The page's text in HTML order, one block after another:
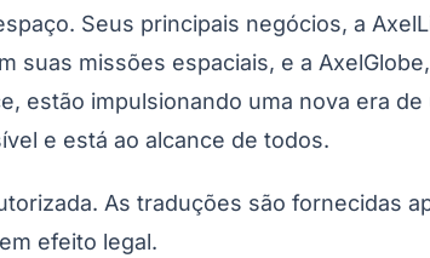
Seus principais negócios, a
suas missões espaciais, e a
estão impulsionando uma nova era
e está ao alcance de todos.
As traduções são fornecidas
efeito legal.